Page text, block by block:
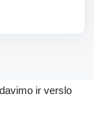
ir verslo